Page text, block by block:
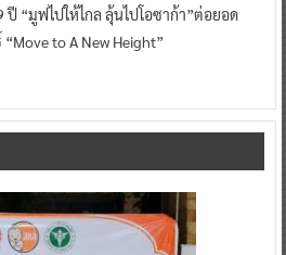
ปี “มูฟไปให้ไกล ลุ้นไปโอซาก้า”ต่อยอด
to A New Height”